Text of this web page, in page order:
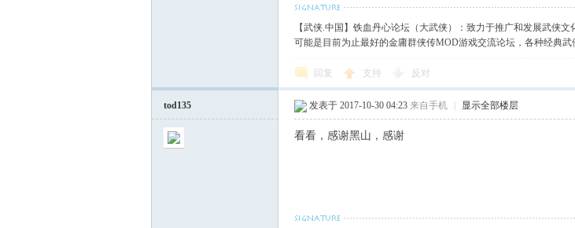
【武侠.中国】铁血丹心论坛（大武侠）：致力于推广和发展武侠
可能是目前为止最好的金庸群侠传MOD游戏交流论坛，各种经典
回复 支持 反对
tod135 发表于 2017-10-30 04:23 来自手机 显示全部楼层
看看，感谢黑山，感谢